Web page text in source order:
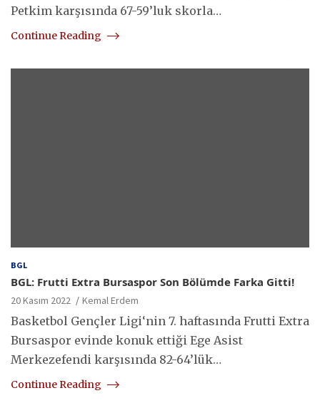
Petkim karşısında 67-59’luk skorla…
Continue Reading
BGL
BGL: Frutti Extra Bursaspor Son Bölümde Farka Gitti!
20 Kasım 2022 Kemal Erdem
Basketbol Gençler Ligi‘nin 7. haftasında Frutti Extra
Bursaspor evinde konuk ettiği Ege Asist
Merkezefendi karşısında 82-64’lük…
Continue Reading